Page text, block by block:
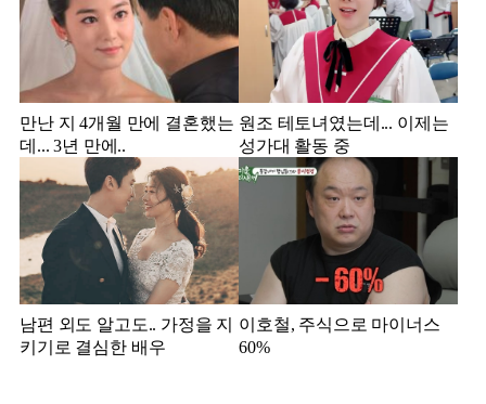
만난 지 4개월 만에 결혼했는
데... 3년 만에..
원조 테토녀였는데... 이제는
성가대 활동 중
남편 외도 알고도.. 가정을 지
키기로 결심한 배우
이호철, 주식으로 마이너스
60%